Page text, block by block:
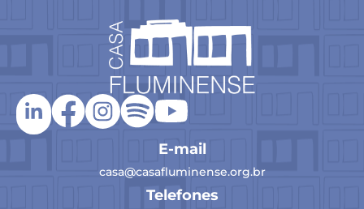
E-mail
casa@casafluminense.org.br
Telefones